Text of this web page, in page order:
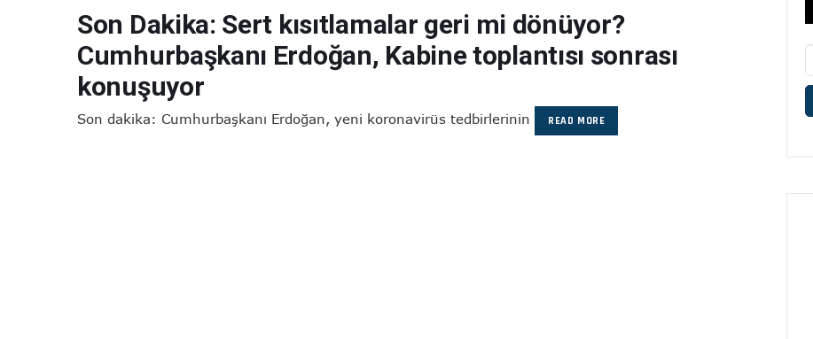
Son Dakika: Sert kısıtlamalar geri mi dönüyor?
Cumhurbaşkanı Erdoğan, Kabine toplantısı sonrası
konuşuyor
Son dakika: Cumhurbaşkanı Erdoğan, yeni koronavirüs tedbirlerinin READ MORE